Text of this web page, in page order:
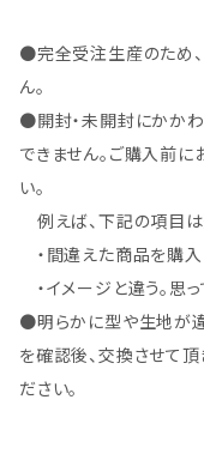
●完全受注生産のため、
ん。
●開封・未開封にかか
できません。ご購入前
い。
例えば、下記の項目は
・間違えた商品を購入
・イメージと違う。思
●明らかに型や生地が
を確認後、交換させて頂
ださい。